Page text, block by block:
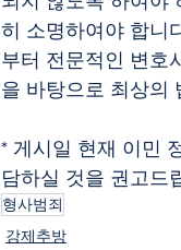
히 소명하여야 합니
부터 전문적인 변호
을 바탕으로 최상의
* 게시일 현재 이민
담하실 것을 권고드
형사범죄
강제추방